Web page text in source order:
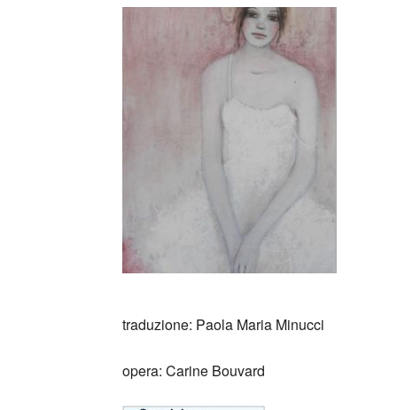
traduzione: Paola Maria Minucci
opera: Carine Bouvard